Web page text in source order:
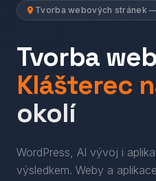
Tvorba webových stránek
Tvorba
Klášterec
okolí
WordPress, AI vývoj i
výsledkem. Weby a